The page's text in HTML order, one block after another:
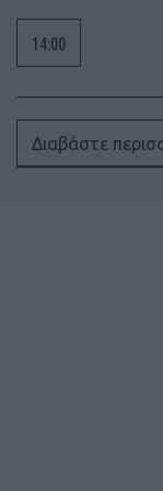
14:00
Διαβάστε